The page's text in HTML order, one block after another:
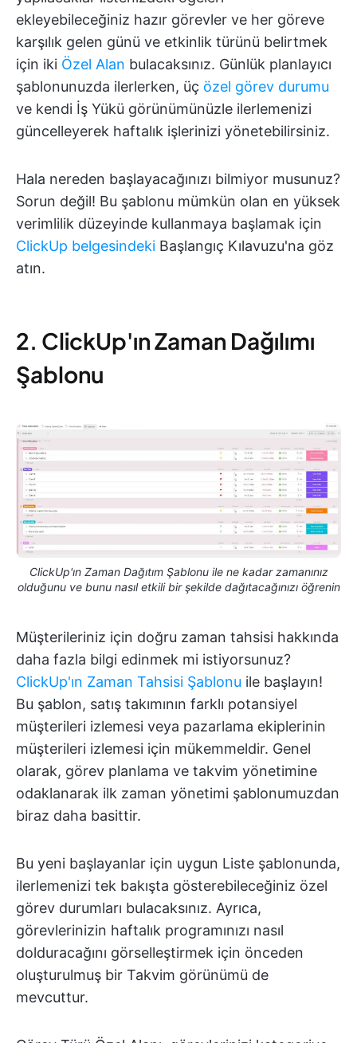
ekleyebileceğiniz hazır görevler ve her göreve
karşılık gelen günü ve etkinlik türünü belirtmek
için iki Özel Alan bulacaksınız. Günlük planlayıcı
şablonunuzda ilerlerken, üç özel görev durumu
ve kendi İş Yükü görünümünüzle ilerlemenizi
güncelleyerek haftalık işlerinizi yönetebilirsiniz.
Hala nereden başlayacağınızı bilmiyor musunuz?
Sorun değil! Bu şablonu mümkün olan en yüksek
verimlilik düzeyinde kullanmaya başlamak için
ClickUp belgesindeki Başlangıç Kılavuzu'na göz
atın.
2. ClickUp'ın Zaman Dağılımı
Şablonu
ClickUp'ın Zaman Dağıtım Şablonu ile ne kadar zamanınız
olduğunu ve bunu nasıl etkili bir şekilde dağıtacağınızı öğrenin
Müşterileriniz için doğru zaman tahsisi hakkında
daha fazla bilgi edinmek mi istiyorsunuz?
ClickUp'ın Zaman Tahsisi Şablonu ile başlayın!
Bu şablon, satış takımının farklı potansiyel
müşterileri izlemesi veya pazarlama ekiplerinin
müşterileri izlemesi için mükemmeldir. Genel
olarak, görev planlama ve takvim yönetimine
odaklanarak ilk zaman yönetimi şablonumuzdan
biraz daha basittir.
Bu yeni başlayanlar için uygun Liste şablonunda,
ilerlemenizi tek bakışta gösterebileceğiniz özel
görev durumları bulacaksınız. Ayrıca,
görevlerinizin haftalık programınızı nasıl
dolduracağını görselleştirmek için önceden
oluşturulmuş bir Takvim görünümü de
mevcuttur.